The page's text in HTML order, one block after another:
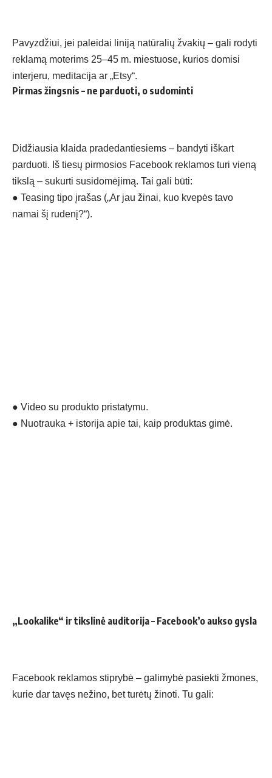
Pavyzdžiui, jei paleidai liniją natūralių žvakių – gali rodyti
reklamą moterims 25–45 m. miestuose, kurios domisi
interjeru, meditacija ar „Etsy“.
Pirmas žingsnis – ne parduoti, o sudominti
Didžiausia klaida pradedantiesiems – bandyti iškart
parduoti. Iš tiesų pirmosios Facebook reklamos turi vieną
tikslą – sukurti susidomėjimą. Tai gali būti:
● Teasing tipo įrašas („Ar jau žinai, kuo kvepės tavo
namai šį rudenį?“).
● Video su produkto pristatymu.
● Nuotrauka + istorija apie tai, kaip produktas gimė.
„Lookalike“ ir tikslinė auditorija – Facebook’o aukso gysla
Facebook reklamos stiprybė – galimybė pasiekti žmones,
kurie dar tavęs nežino, bet turėtų žinoti. Tu gali: